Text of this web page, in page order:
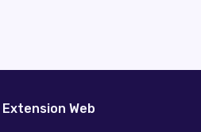
Extension Web